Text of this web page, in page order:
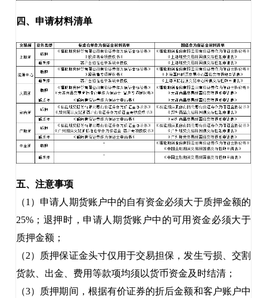
四、申请材料清单
五、注意事项
（1）申请人期货账户中的自有资金必须大于质押金额的
25%；退押时，申请人期货账户中的可用资金必须大于
质押金额；
（2）质押保证金头寸仅用于交易担保，发生亏损、交割
货款、出金、费用等款项均须以货币资金及时结清；
（3）质押期间，根据有价证券的折后金额和客户账户中